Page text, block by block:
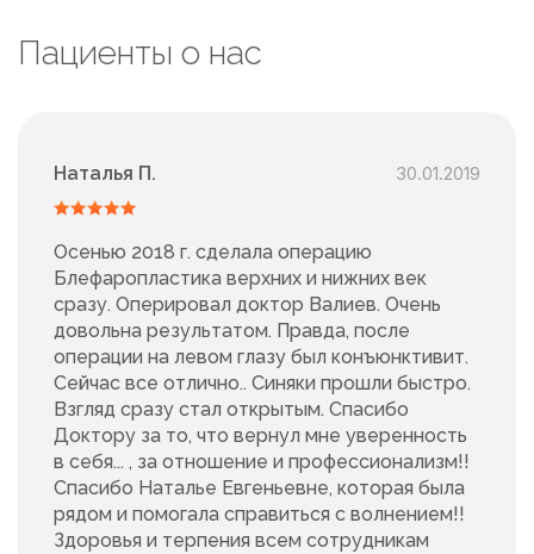
Пациенты о нас
Наталья П. 30.01.2019
Осенью 2018 г. сделала операцию
Блефаропластика верхних и нижних век
сразу. Оперировал доктор Валиев. Очень
довольна результатом. Правда, после
операции на левом глазу был конъюнктивит.
Сейчас все отлично.. Синяки прошли быстро.
Взгляд сразу стал открытым. Спасибо
Доктору за то, что вернул мне уверенность
в себя... , за отношение и профессионализм!!
Спасибо Наталье Евгеньевне, которая была
рядом и помогала справиться с волнением!!
Здоровья и терпения всем сотрудникам